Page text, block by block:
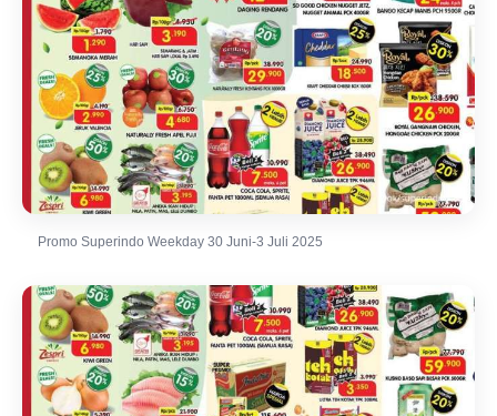
Promo Superindo Weekday 30 Juni-3 Juli 2025